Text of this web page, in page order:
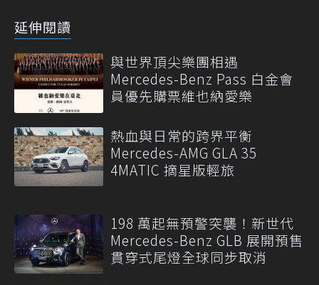
延伸閱讀
與世界頂尖樂團相遇
Mercedes-Benz Pass 白金會
員優先購票維也納愛樂
熱血與日常的跨界平衡
Mercedes-AMG GLA 35
4MATIC 摘星版輕旅
198 萬起無預警突襲！新世代
Mercedes-Benz GLB 展開預售
貫穿式尾燈全球同步取消